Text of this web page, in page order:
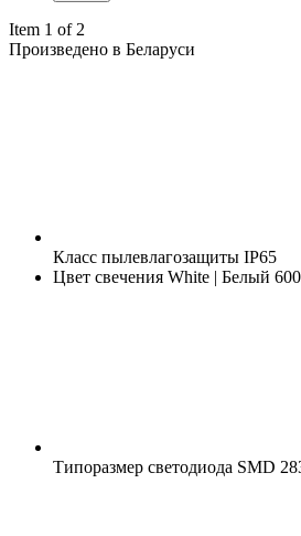
Item 1 of 2
Произведено в Беларуси
Класс пылевлагозащиты IP65
Цвет свечения White | Белый
Типоразмер светодиода SMD